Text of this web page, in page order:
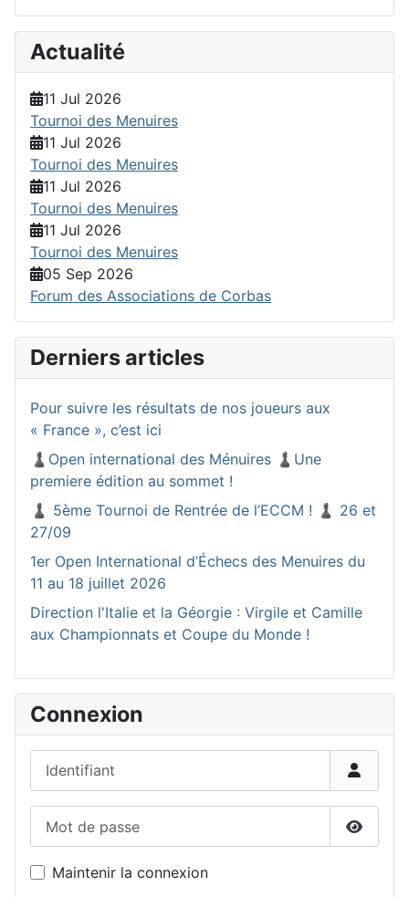
Actualité
11 Jul 2026
Tournoi des Menuires
11 Jul 2026
Tournoi des Menuires
11 Jul 2026
Tournoi des Menuires
11 Jul 2026
Tournoi des Menuires
05 Sep 2026
Forum des Associations de Corbas
Derniers articles
Pour suivre les résultats de nos joueurs aux
« France », c’est ici
♟️Open international des Ménuires ♟️Une
premiere édition au sommet !
♟️ 5ème Tournoi de Rentrée de l’ECCM ! ♟️ 26 et
27/09
1er Open International d’Échecs des Menuires du
11 au 18 juillet 2026
Direction l'Italie et la Géorgie : Virgile et Camille
aux Championnats et Coupe du Monde !
Connexion
Maintenir la connexion